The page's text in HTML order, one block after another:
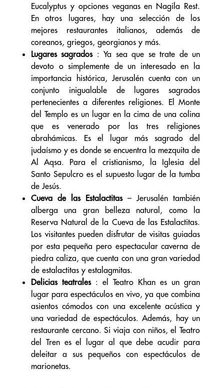
Eucalyptus y opciones veganas en Nagila Rest.
En otros lugares, hay una selección de los
mejores restaurantes italianos, además de
coreanos, griegos, georgianos y más.
Lugares sagrados: Ya sea que se trate de un
devoto o simplemente de un interesado en la
importancia histórica, Jerusalén cuenta con un
conjunto inigualable de lugares sagrados
pertenecientes a diferentes religiones. El Monte
del Templo es un lugar en la cima de una colina
que es venerado por las tres religiones
abrahámicas. Es el lugar más sagrado del
judaísmo y es donde se encuentra la mezquita de
Al Aqsa. Para el cristianismo, la Iglesia del
Santo Sepulcro es el supuesto lugar de la tumba
de Jesús.
Cueva de las Estalactitas– Jerusalén también
alberga una gran belleza natural, como la
Reserva Natural de la Cueva de las Estalactitas.
Los visitantes pueden disfrutar de visitas guiadas
por esta pequeña pero espectacular caverna de
piedra caliza, que cuenta con una gran variedad
de estalactitas y estalagmitas.
Delicias teatrales: el Teatro Khan es un gran
lugar para espectáculos en vivo, ya que combina
asientos cómodos con una excelente acústica y
una variedad de espectáculos. Además, hay un
restaurante cercano. Si viaja con niños, el Teatro
del Tren es el lugar al que debe acudir para
deleitar a sus pequeños con espectáculos de
marionetas.